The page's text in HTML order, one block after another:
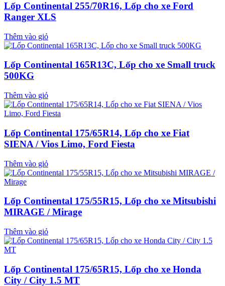
Lốp Continental 255/70R16, Lốp cho xe Ford
Ranger XLS
Thêm vào giỏ
Lốp Continental 165R13C, Lốp cho xe Small truck
500KG
Thêm vào giỏ
Lốp Continental 175/65R14, Lốp cho xe Fiat
SIENA / Vios Limo, Ford Fiesta
Thêm vào giỏ
Lốp Continental 175/55R15, Lốp cho xe Mitsubishi
MIRAGE / Mirage
Thêm vào giỏ
Lốp Continental 175/65R15, Lốp cho xe Honda
City / City 1.5 MT